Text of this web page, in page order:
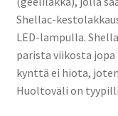
Shellac-
LED-lampulla.
parista viikosta jopa
kynttä ei hiota,
Huoltoväli on